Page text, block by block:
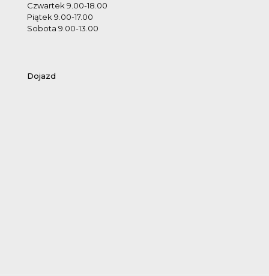
Czwartek 9.00-18.00
Piątek 9.00-17.00
Sobota 9.00-13.00
Dojazd